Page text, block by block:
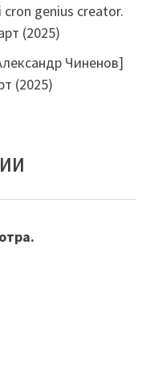
genius creator.
(2025)
Чиненов]
(2025)